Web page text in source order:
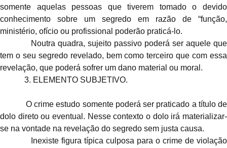
somente aquelas pessoas que tiverem tomado o devido
conhecimento sobre um segredo em razão de “função,
ministério, ofício ou profissional poderão praticá-lo.
Noutra quadra, sujeito passivo poderá ser aquele que
tem o seu segredo revelado, bem como terceiro que com essa
revelação, que poderá sofrer um dano material ou moral.
3. ELEMENTO SUBJETIVO.
O crime estudo somente poderá ser praticado a título de
dolo direto ou eventual. Nesse contexto o dolo irá materializar-
se na vontade na revelação do segredo sem justa causa.
Inexiste figura típica culposa para o crime de violação